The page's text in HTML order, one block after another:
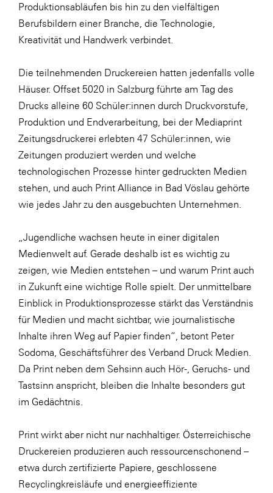
Die Menü-Manufaktur
MTH Retail Group
OptimaMed
PAGRO
PHH Rechtsanwält:innen
Primark
Salesforce
sebamed
SeneCura
SERVICE&MORE
SKINUANCE®
Somfy
Sony DADC
SPIEGLTEC
STIHL Tirol
Trend Micro
TAG GmbH
VALETTA
Verband Druck Medien Österreich
Wirtschaftskammer Salzburg
WKS Fachgruppe Fahrzeughandel und
Fahrzeugtechnik
Produktionsabläufen bis hin zu den vielfältigen
Berufsbildern einer Branche, die Technologie,
Kreativität und Handwerk verbindet.
Die teilnehmenden Druckereien hatten jedenfalls volle
Häuser. Offset 5020 in Salzburg führte am Tag des
Drucks alleine 60 Schüler:innen durch Druckvorstufe,
Produktion und Endverarbeitung, bei der Mediaprint
Zeitungsdruckerei erlebten 47 Schüler:innen, wie
Zeitungen produziert werden und welche
technologischen Prozesse hinter gedruckten Medien
stehen, und auch Print Alliance in Bad Vöslau gehörte
wie jedes Jahr zu den ausgebuchten Unternehmen.
„Jugendliche wachsen heute in einer digitalen
Medienwelt auf. Gerade deshalb ist es wichtig zu
zeigen, wie Medien entstehen – und warum Print auch
in Zukunft eine wichtige Rolle spielt. Der unmittelbare
Einblick in Produktionsprozesse stärkt das Verständnis
für Medien und macht sichtbar, wie journalistische
Inhalte ihren Weg auf Papier finden“, betont Peter
Sodoma, Geschäftsführer des Verband Druck Medien.
Da Print neben dem Sehsinn auch Hör-, Geruchs- und
Tastsinn anspricht, bleiben die Inhalte besonders gut
im Gedächtnis.
Print wirkt aber nicht nur nachhaltiger. Österreichische
Druckereien produzieren auch ressourcenschonend –
etwa durch zertifizierte Papiere, geschlossene
Recyclingkreisläufe und energieeffiziente